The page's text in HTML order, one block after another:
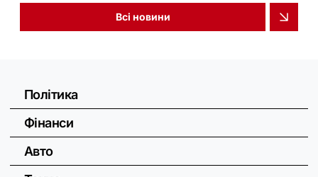
Всі новини
Політика
Фінанси
Авто